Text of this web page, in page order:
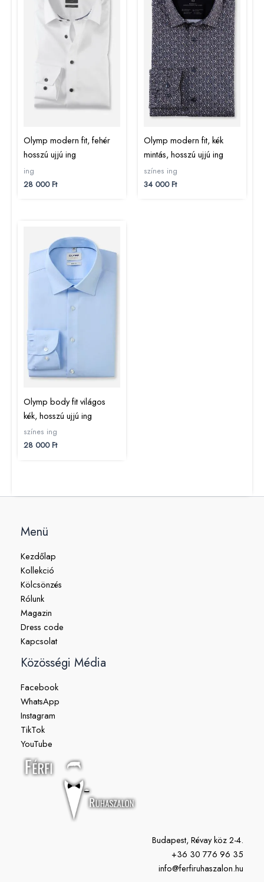
Olymp modern fit, fehér
hosszú ujjú ing
ing
28 000Ft
Olymp modern fit, kék
mintás, hosszú ujjú ing
színes ing
34 000Ft
Olymp body fit világos
kék, hosszú ujjú ing
színes ing
28 000Ft
Menü
Kezdőlap
Kollekció
Kölcsönzés
Rólunk
Magazin
Dress code
Kapcsolat
Közösségi Média
Facebook
WhatsApp
Instagram
TikTok
YouTube
Budapest, Révay köz 2-4.
+36 30 776 96 35
info@ferfiruhaszalon.hu